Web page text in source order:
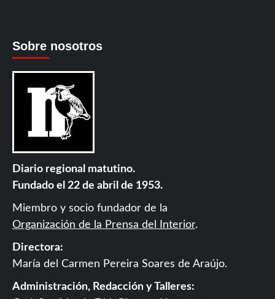
Sobre nosotros
Diario regional matutino.
Fundado el 22 de abril de 1953.
Miembro y socio fundador de la
Organización de la Prensa del Interior.
Directora:
María del Carmen Pereira Soares de Araújo.
Administración, Redacción y Talleres: